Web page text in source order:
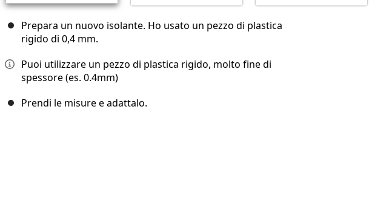
Prepara un nuovo isolante. Ho usato un pezzo di plastica
rigido di 0,4 mm.
Puoi utilizzare un pezzo di plastica rigido, molto fine di
spessore (es. 0.4mm)
Prendi le misure e adattalo.